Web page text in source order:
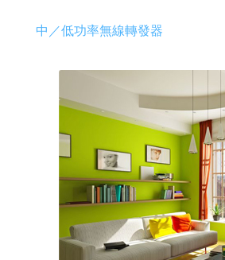
中／低功率無線轉發器